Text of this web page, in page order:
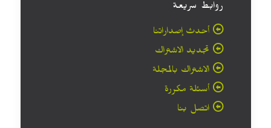
روابط سريعة
أحدث إصداراتنا
تجديد الاشتراك
الاشتراك بالمجلة
أسئلة مكررة
اتصل بنا